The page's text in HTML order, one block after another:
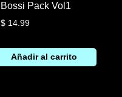
Bossi Pack Vol1
$14.99
Añadir al carrito